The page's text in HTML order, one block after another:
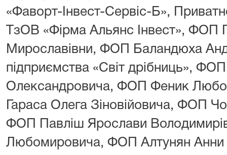
«Фаворт-Інвест-Сервіс-Б»,
ТзОВ «Фірма Альянс Інвест», ФОП
Мирославівни, ФОП Баландюха
підприємства «Світ дрібниць»,
Олександровича, ФОП Феник
Гараса Олега Зіновійовича, ФОП
ФОП Павліш Ярослави
Любомировича, ФОП Алтунян Анни